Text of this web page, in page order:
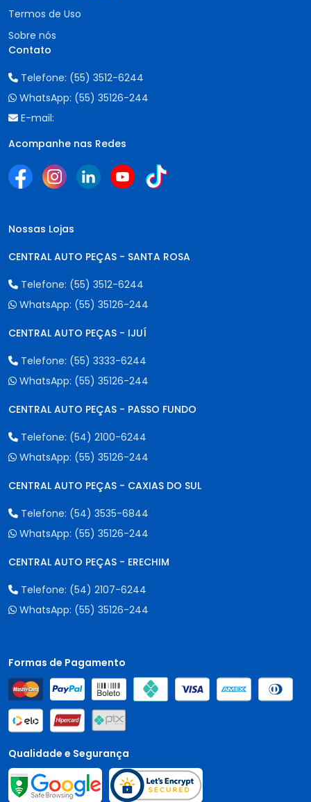
Termos de Uso
Sobre nós
Contato
Telefone: (55) 3512-6244
WhatsApp: (55) 35126-244
E-mail:
Acompanhe nas Redes
Nossas Lojas
CENTRAL AUTO PEÇAS - SANTA ROSA
Telefone: (55) 3512-6244
WhatsApp: (55) 35126-244
CENTRAL AUTO PEÇAS - IJUÍ
Telefone: (55) 3333-6244
WhatsApp: (55) 35126-244
CENTRAL AUTO PEÇAS - PASSO FUNDO
Telefone: (54) 2100-6244
WhatsApp: (55) 35126-244
CENTRAL AUTO PEÇAS - CAXIAS DO SUL
Telefone: (54) 3535-6844
WhatsApp: (55) 35126-244
CENTRAL AUTO PEÇAS - ERECHIM
Telefone: (54) 2107-6244
WhatsApp: (55) 35126-244
Formas de Pagamento
Qualidade e Segurança